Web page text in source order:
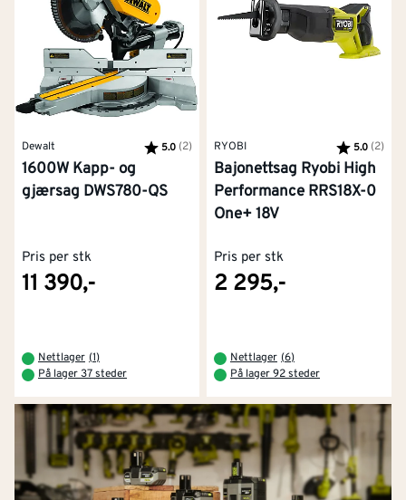
Dewalt Karakter:
5.0 (2) av 5 mulige
1600W Kapp- og
gjærsag DWS780-QS
Pris per stk
11 390,-
Nettlager (1)
På lager 37 steder
RYOBI Karakter:
5.0 (2)
Bajonettsag Ryobi High
Performance RRS18X-0
One+ 18V
Pris per stk
2 295,-
Nettlager (6)
På lager 92 steder